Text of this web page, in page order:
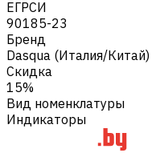
ЕГРСИ
90185-23
Бренд
Dasqua (Италия/Китай)
Скидка
15%
Вид номенклатуры
Индикаторы